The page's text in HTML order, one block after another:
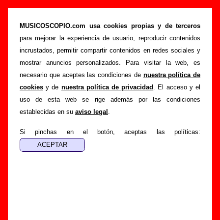
MUSICOSCOPIO.com usa cookies propias y de terceros
para mejorar la experiencia de usuario, reproducir contenidos
incrustados, permitir compartir contenidos en redes sociales y
mostrar anuncios personalizados. Para visitar la web, es
necesario que aceptes las condiciones de nuestra política de
cookies y de nuestra política de privacidad . El acceso y el
uso de esta web se rige además por las condiciones
establecidas en su aviso legal .
Si pinchas en el botón, aceptas las políticas:
Eliminator Jr. - Añadir o corregir información
Portada >Eliminator Jr. >Añadir
Si tienes información adicional, puedes enviar nueva
información o corregir la existente mediante el siguiente
formulario o escribiendo un e-mail a
guialven@musicoscopio.com.Gracias por tu
colaboración.
Nombre: